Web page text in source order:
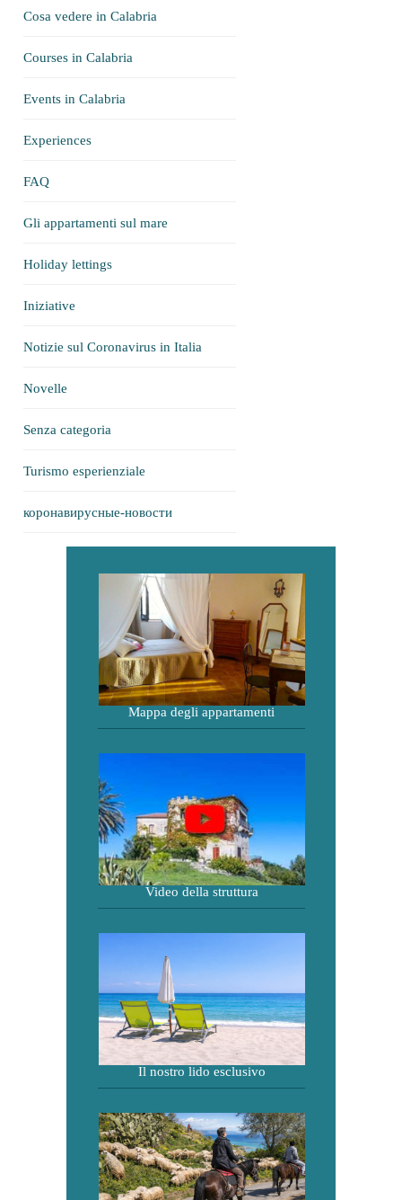
Cosa vedere in Calabria
Courses in Calabria
Events in Calabria
Experiences
FAQ
Gli appartamenti sul mare
Holiday lettings
Iniziative
Notizie sul Coronavirus in Italia
Novelle
Senza categoria
Turismo esperienziale
коронавирусные-новости
Mappa degli appartamenti
Video della struttura
Il nostro lido esclusivo